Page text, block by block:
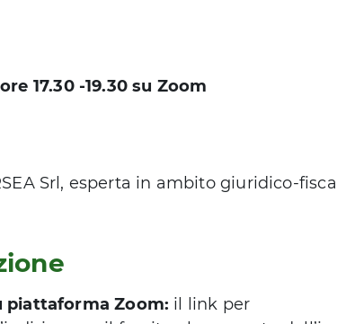
17.30 -19.30 su Zoom
Srl, esperta in ambito giuridico-
piattaforma Zoom: il link per